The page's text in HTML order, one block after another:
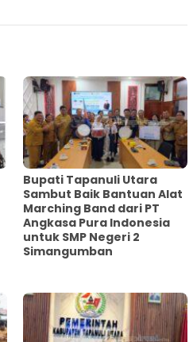
Bupati Tapanuli Utara
Sambut Baik Bantuan Alat
Marching Band dari PT
Angkasa Pura Indonesia
untuk SMP Negeri 2
Simangumban